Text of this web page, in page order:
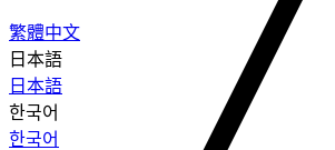
繁體中文
日本語
日本語
한국어
한국어